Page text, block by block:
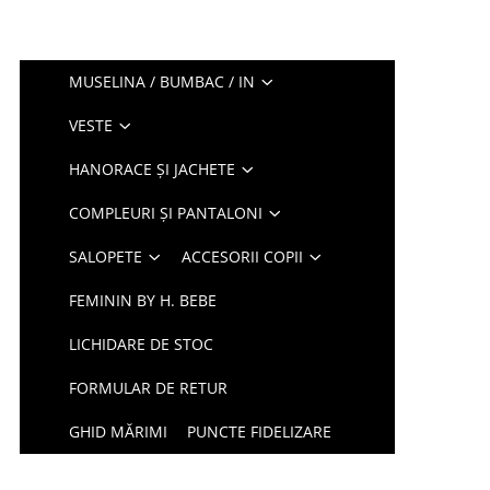
MUSELINA / BUMBAC / IN
VESTE
HANORACE ȘI JACHETE
COMPLEURI ȘI PANTALONI
SALOPETE ACCESORII COPII
FEMININ BY H. BEBE
LICHIDARE DE STOC
FORMULAR DE RETUR
GHID MĂRIMI PUNCTE FIDELIZARE